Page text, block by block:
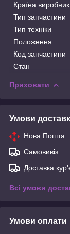
Країна виробник
Тип запчастини
Тип техніки
Положення
Код запчастини
Стан
Приховати
Умови
Нова Пошта
Самовивіз
Доставка
Всі умови
Умови оплати